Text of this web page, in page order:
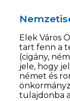
Elek Város
tart fenn a
(cigány,
jele, hogy
német és
tulajdonba